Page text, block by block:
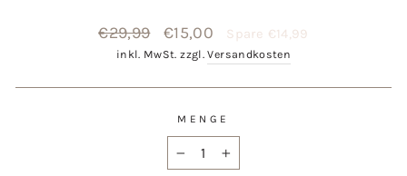
Normaler
Preis
€29,99 Sonderpreis
€15,00 Spare €14,99
inkl. MwSt. zzgl.Versandkosten
MENGE